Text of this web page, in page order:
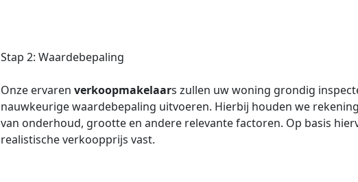
Stap 2: Waardebepaling
Onze ervaren verkoopmakelaars zullen uw woning grondig
nauwkeurige waardebepaling uitvoeren. Hierbij houden we
van onderhoud, grootte en andere relevante factoren. Op basis
realistische verkoopprijs vast.